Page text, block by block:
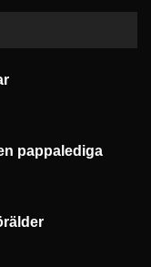
pappalediga